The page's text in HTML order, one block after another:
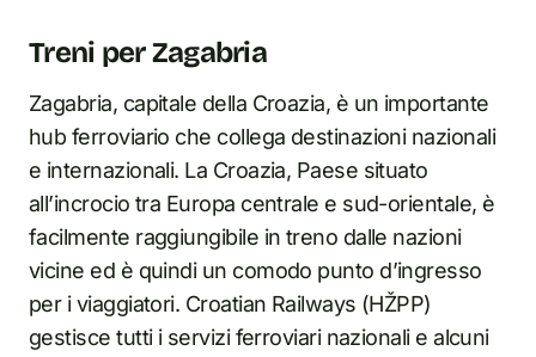
Treni per Zagabria
Zagabria, capitale della Croazia, è un importante
hub ferroviario che collega destinazioni nazionali
e internazionali. La Croazia, Paese situato
all’incrocio tra Europa centrale e sud-orientale, è
facilmente raggiungibile in treno dalle nazioni
vicine ed è quindi un comodo punto d’ingresso
per i viaggiatori. Croatian Railways (HŽPP)
gestisce tutti i servizi ferroviari nazionali e alcuni